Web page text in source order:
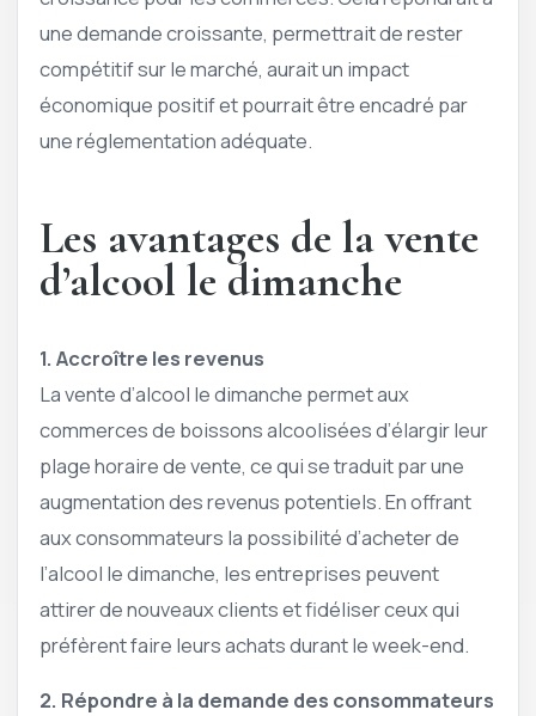
une demande croissante, permettrait de rester
compétitif sur le marché, aurait un impact
économique positif et pourrait être encadré par
une réglementation adéquate.
Les avantages de la vente
d’alcool le dimanche
1. Accroître les revenus
La vente d’alcool le dimanche permet aux
commerces de boissons alcoolisées d’élargir leur
plage horaire de vente, ce qui se traduit par une
augmentation des revenus potentiels. En offrant
aux consommateurs la possibilité d’acheter de
l’alcool le dimanche, les entreprises peuvent
attirer de nouveaux clients et fidéliser ceux qui
préfèrent faire leurs achats durant le week-end.
2. Répondre à la demande des consommateurs